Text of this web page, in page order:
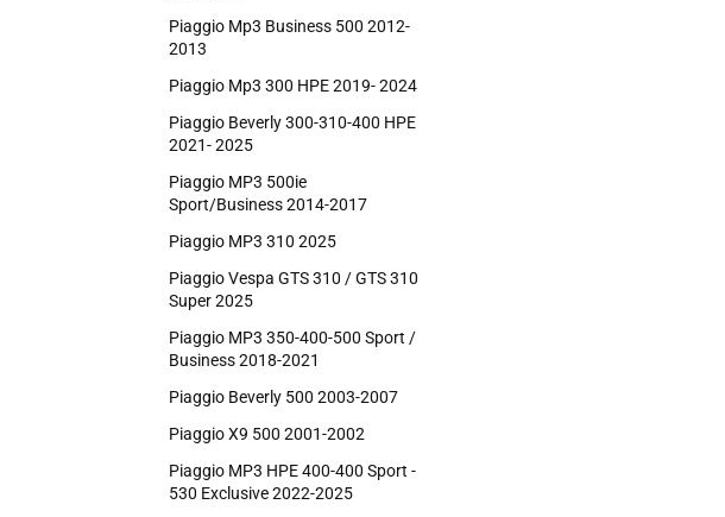
Piaggio Mp3 Business 500 2012-
2013
Piaggio Mp3 300 HPE 2019- 2024
Piaggio Beverly 300-310-400 HPE
2021- 2025
Piaggio MP3 500ie
Sport/Business 2014-2017
Piaggio MP3 310 2025
Piaggio Vespa GTS 310 / GTS 310
Super 2025
Piaggio MP3 350-400-500 Sport /
Business 2018-2021
Piaggio Beverly 500 2003-2007
Piaggio X9 500 2001-2002
Piaggio MP3 HPE 400-400 Sport -
530 Exclusive 2022-2025